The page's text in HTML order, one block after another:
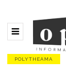
POLYTHEAMA